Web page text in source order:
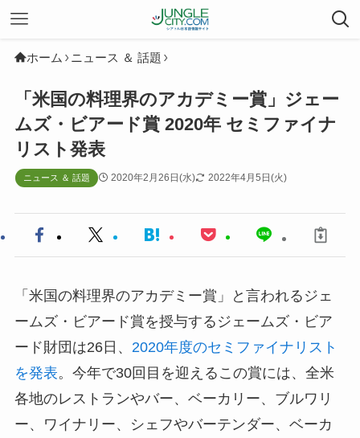
ホーム ニュース ＆ 話題
「米国の料理界のアカデミー賞」ジェー
ムズ・ビアード賞 2020年 セミファイナ
リスト発表
ニュース ＆ 話題 2020年2月26日(水) 2022年4月5日(火)
「米国の料理界のアカデミー賞」と言われるジェ
ームズ・ビアード賞を授与するジェームズ・ビア
ード財団は26日、 2020年度のセミファイナリスト
を発表。今年で30回目を迎えるこの賞には、全米
各地のレストランやバー、ベーカリー、ブルワリ
ー、ワイナリー、シェフやバーテンダー、ベーカ